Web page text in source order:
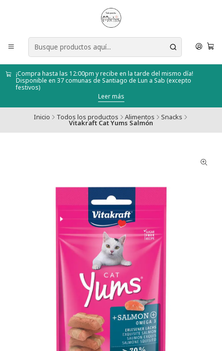
¡Compra hasta las 12:00pm y recibe en la tarde del mismo día!
Disponible en 37 comunas de Santiago de Lun a Sab (excepto
festivos)
Leer más
Inicio Todos los productos Alimentos Snacks
Vitakraft Cat Yums Salmón